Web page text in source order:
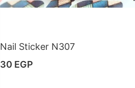
Nail Sticker N307
30 EGP